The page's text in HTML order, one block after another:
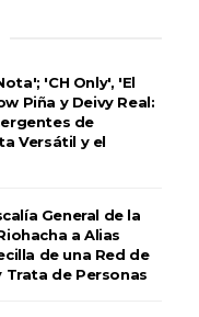
'CH Only', 'El
Piña y Deivy Real:
de
Versátil y el
General de la
a Alias
de una Red de
Trata de Personas